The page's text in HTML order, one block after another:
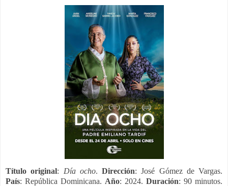
Título original: Día ocho. Dirección: José Gómez de Vargas.
País: República Dominicana. Año: 2024. Duración: 90 minutos.